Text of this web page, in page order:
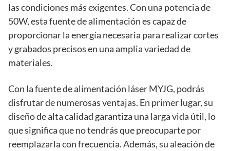
las condiciones más exigentes. Con una potencia de
50W, esta fuente de alimentación es capaz de
proporcionar la energía necesaria para realizar cortes
y grabados precisos en una amplia variedad de
materiales.
Con la fuente de alimentación láser MYJG, podrás
disfrutar de numerosas ventajas. En primer lugar, su
diseño de alta calidad garantiza una larga vida útil, lo
que significa que no tendrás que preocuparte por
reemplazarla con frecuencia. Además, su aleación de